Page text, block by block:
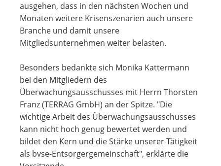
ausgehen, dass in den nächsten Wochen und
Monaten weitere Krisenszenarien auch unsere
Branche und damit unsere
Mitgliedsunternehmen weiter belasten.
Besonders bedankte sich Monika Kattermann
bei den Mitgliedern des
Überwachungsausschusses mit Herrn Thorsten
Franz (TERRAG GmbH) an der Spitze. "Die
wichtige Arbeit des Überwachungsausschusses
kann nicht hoch genug bewertet werden und
bildet den Kern und die Stärke unserer Tätigkeit
als bvse-Entsorgergemeinschaft", erklärte die